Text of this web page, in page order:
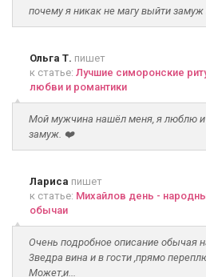
почему я никак не магу выйти замуж
Ольга Т. пишет
к статье: Лучшие симоронские
любви и романтики
Мой мужчина нашёл меня, я люблю
замуж. ❤️
Лариса пишет
к статье: Михайлов день -
обычаи
Очень подробное описание обычая
3ведра вина и в гости ,прямо
Может,и...